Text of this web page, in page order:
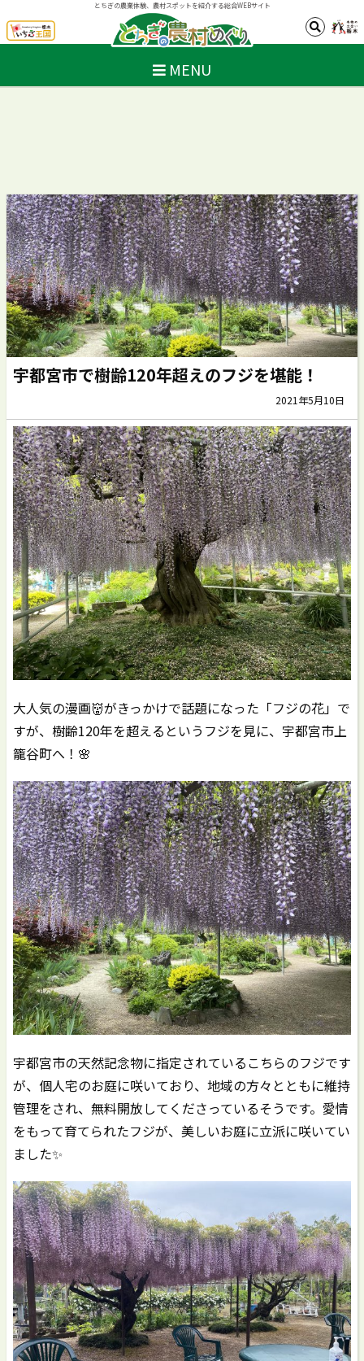
とちぎの農業体験、農村スポットを紹介する総合WEBサイト
MENU
宇都宮市で樹齢120年超えのフジを堪能！
2021年5月10日
大人気の漫画👹がきっかけで話題になった「フジの花」で
すが、樹齢120年を超えるというフジを見に、宇都宮市上
籠谷町へ！🌸
宇都宮市の天然記念物に指定されているこちらのフジです
が、個人宅のお庭に咲いており、地域の方々とともに維持
管理をされ、無料開放してくださっているそうです。愛情
をもって育てられたフジが、美しいお庭に立派に咲いてい
ました✨